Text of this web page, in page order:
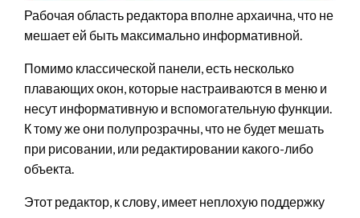
Рабочая область редактора вполне архаична, что не
мешает ей быть максимально информативной.
Помимо классической панели, есть несколько
плавающих окон, которые настраиваются в меню и
несут информативную и вспомогательную функции.
К тому же они полупрозрачны, что не будет мешать
при рисовании, или редактировании какого-либо
объекта.
Этот редактор, к слову, имеет неплохую поддержку